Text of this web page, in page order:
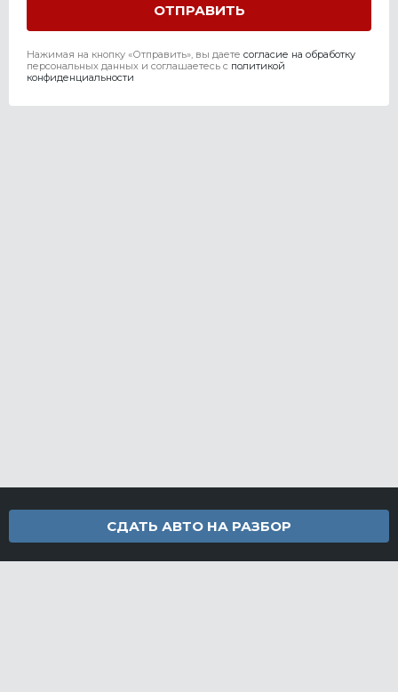
Нажимая на кнопку «Отправить», вы даете согласие на обработку
персональных данных и соглашаетесь c политикой
конфиденциальности
СДАТЬ АВТО НА РАЗБОР